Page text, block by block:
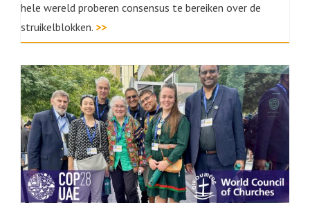
hele wereld proberen consensus te bereiken over de
struikelblokken. >>